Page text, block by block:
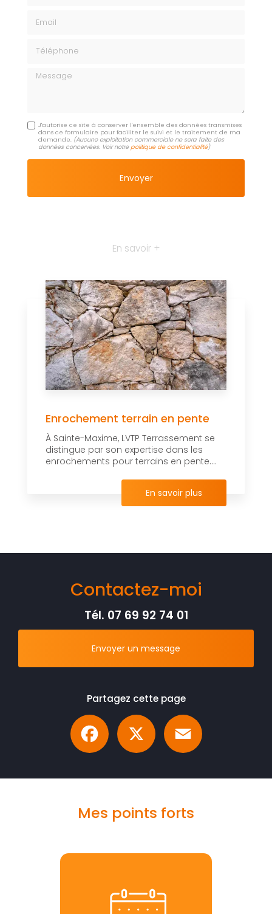
Message
J'autorise ce site à conserver l'ensemble des données transmises
dans ce formulaire pour faciliter le suivi et le traitement de ma
demande. (Aucune exploitation commerciale ne sera faite des
données concervées. Voir notre politique de confidentialité)
En savoir +
Enrochement terrain en pente
À Sainte-Maxime, LVTP Terrassement se
distingue par son expertise dans les
enrochements pour terrains en pente....
En savoir plus
Contactez-moi
Tél. 07 69 92 74 01
Envoyer un message
Partagez cette page
Facebook
Mes points forts